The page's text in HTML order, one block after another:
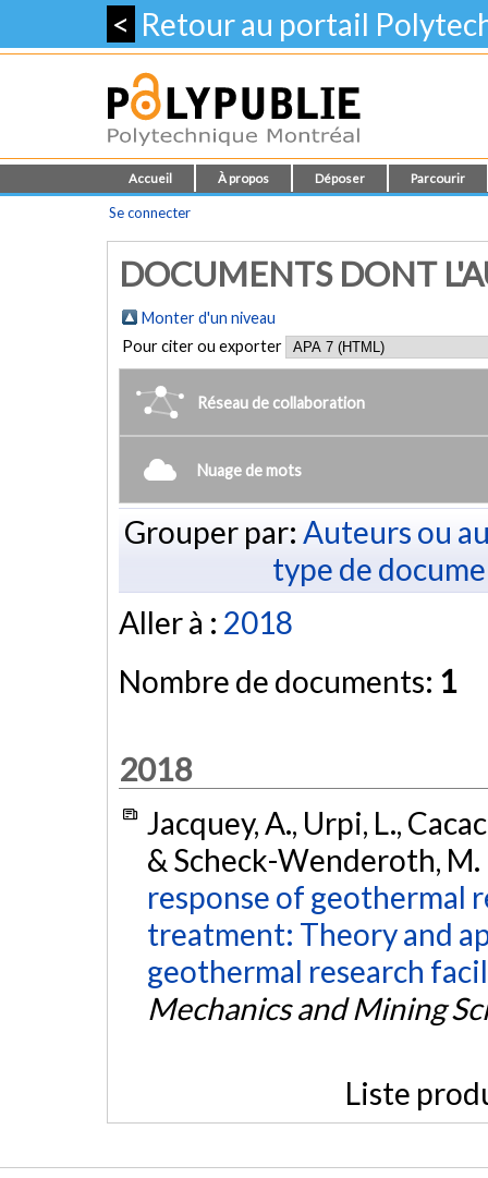
< Retour au portail
Accueil À propos Déposer Parcourir
Se connecter
DOCUMENTS DONT
Monter d'un niveau
Pour citer ou exporter
Réseau de collaboration
Nuage de mots
Grouper par: Auteurs ou
type de
Aller à : 2018
Nombre de documents: 1
2018
Jacquey, A., Urpi, L.,
& Scheck-Wenderoth,
response of geothermal
treatment: Theory and
geothermal research
Mechanics and Mining
Liste